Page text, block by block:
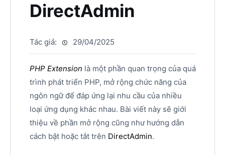
DirectAdmin
Tác giả: 29/04/2025
PHP Extension là một phần quan trọng của quá
trình phát triển PHP, mở rộng chức năng của
ngôn ngữ để đáp ứng lại nhu cầu của nhiều
loại ứng dụng khác nhau. Bài viết này sẽ giới
thiệu về phần mở rộng cũng như hướng dẫn
cách bật hoặc tắt trên DirectAdmin.